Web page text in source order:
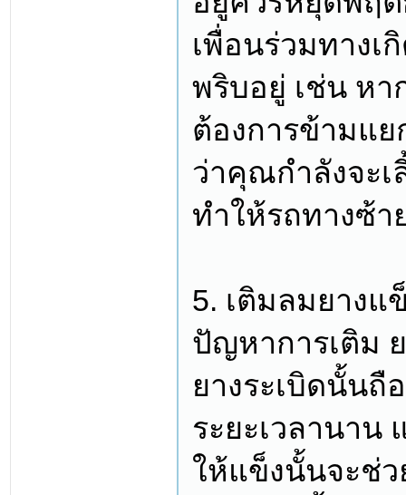
เพื่อนร่วมทางเ
พริบอยู่ เช่น ห
ต้องการข้ามแย
ว่าคุณกำลังจะเ
ทำให้รถทางซ้
5. เติมลมยางแ
ปัญหาการเติม
ยางระเบิดนั้นถื
ระยะเวลานาน
ให้แข็งนั้นจะช่ว